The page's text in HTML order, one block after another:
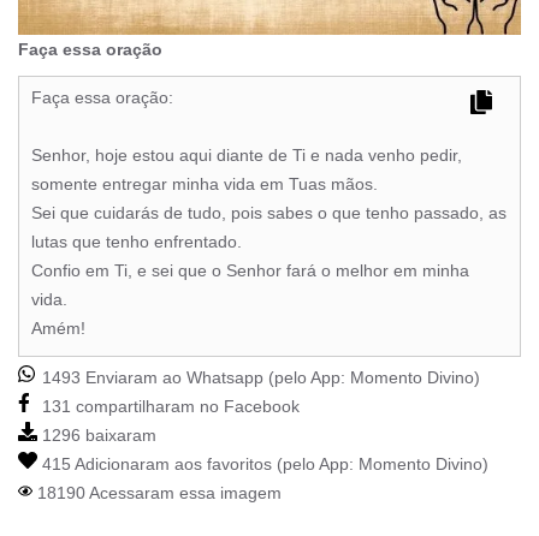
Faça essa oração
Faça essa oração:
Senhor, hoje estou aqui diante de Ti e nada venho pedir,
somente entregar minha vida em Tuas mãos.
Sei que cuidarás de tudo, pois sabes o que tenho passado, as
lutas que tenho enfrentado.
Confio em Ti, e sei que o Senhor fará o melhor em minha
vida.
Amém!
1493 Enviaram ao Whatsapp (pelo App: Momento Divino)
131 compartilharam no Facebook
1296 baixaram
415 Adicionaram aos favoritos (pelo App: Momento Divino)
18190 Acessaram essa imagem